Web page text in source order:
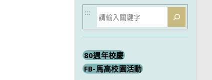
搜
尋
:::
80週年校慶
FB-馬高校園活動